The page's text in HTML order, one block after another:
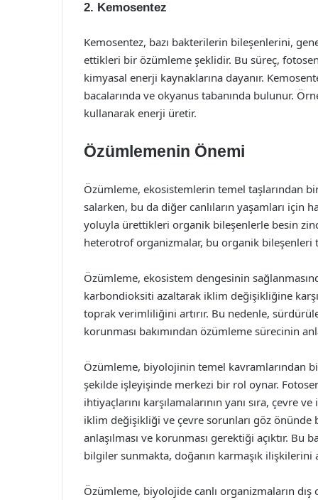
2. Kemosentez
Kemosentez, bazı bakterilerin bileşenlerini,
ettikleri bir özümleme şeklidir. Bu süreç,
kimyasal enerji kaynaklarına dayanır.
bacalarında ve okyanus tabanında bulunur.
kullanarak enerji üretir.
Özümlemenin Önemi
Özümleme, ekosistemlerin temel taşlarından
salarken, bu da diğer canlıların yaşamları için
yoluyla ürettikleri organik bileşenlerle besin
heterotrof organizmalar, bu organik bileşenleri
Özümleme, ekosistem dengesinin
karbondioksiti azaltarak iklim değişikliğine
toprak verimliliğini artırır. Bu nedenle,
korunması bakımından özümleme sürecinin
Özümleme, biyolojinin temel kavramlarından
şekilde işleyişinde merkezi bir rol oynar.
ihtiyaçlarını karşılamalarının yanı sıra,
iklim değişikliği ve çevre sorunları göz
anlaşılması ve korunması gerektiği açıktır.
bilgiler sunmakta, doğanın karmaşık ilişkilerini
Özümleme, biyolojide canlı organizmaların